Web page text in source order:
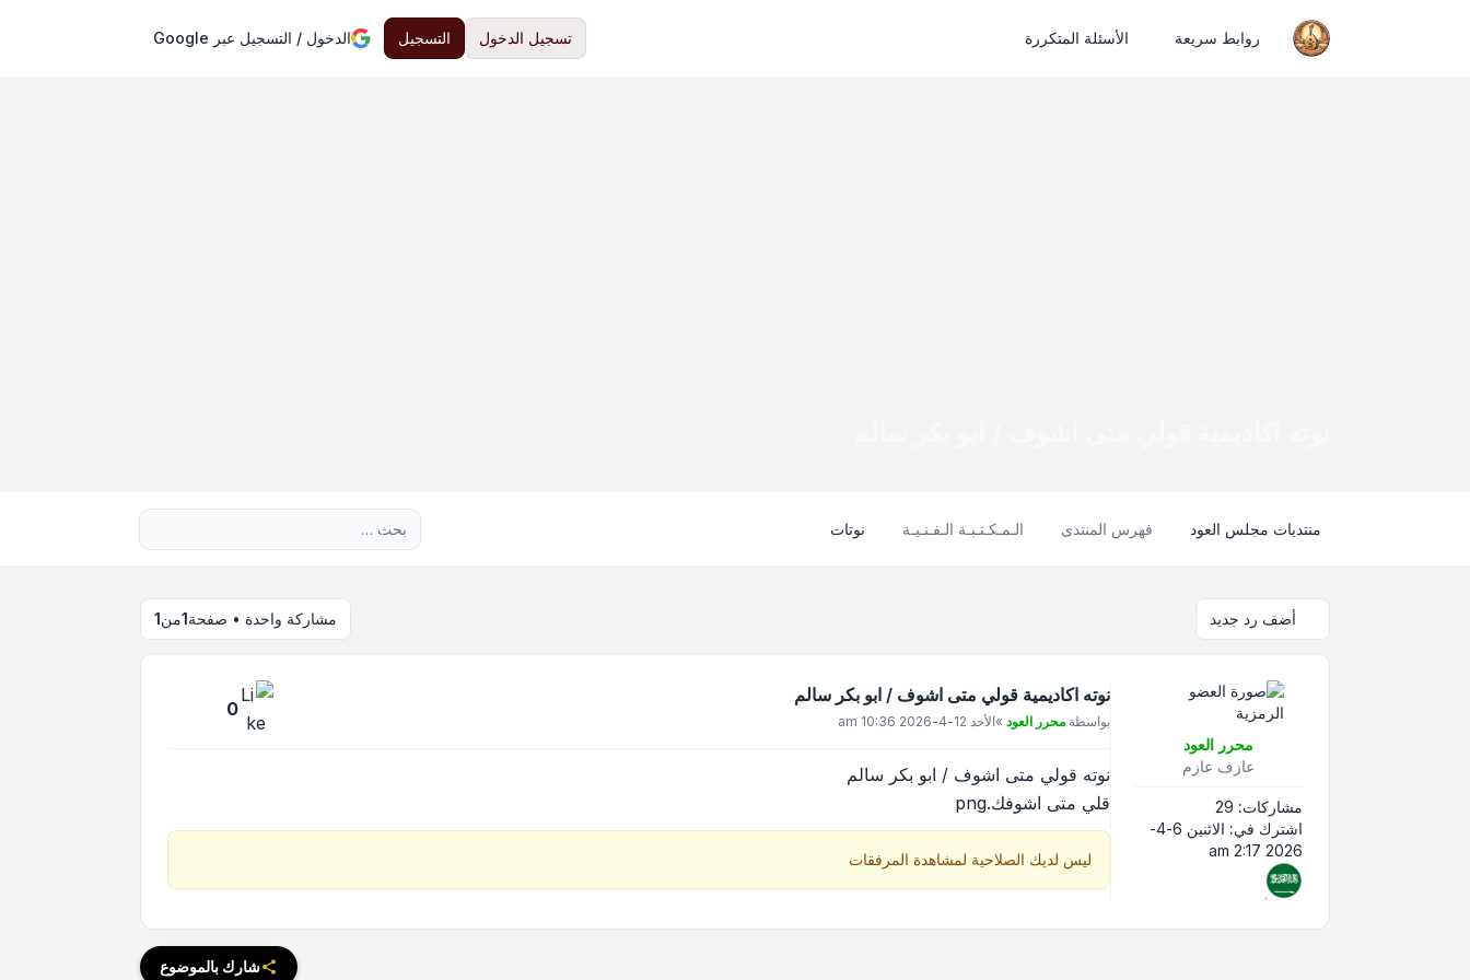
روابط سريعة الأسئلة المتكررة تسجيل الدخول التسجيل الدخول / التسجيل عبر Google
منتديات مجلس العود فهرس المنتدى الـمـكـتـبـة الـفـنـيـة نوتات
أضف رد جديد مشاركة واحدة • صفحة1من1
محرر العود
عازف عازم
مشاركات: 29
اشترك في:
الاثنين 6-4-
2026 2:17 am
نوته اكاديمية قولي متى اشوف / ابو بكر سالم
مشاركة
بواسطة محرر العود »الأحد 12-4-2026 10:36 am
0
نوته قولي متى اشوف / ابو بكر سالم
قلي متى اشوفك.png
ليس لديك الصلاحية لمشاهدة المرفقات
شارك بالموضوع